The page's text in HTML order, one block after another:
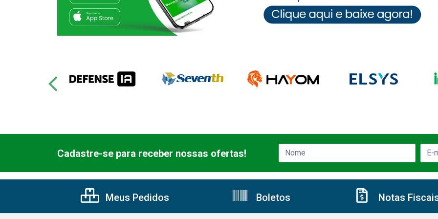
Cadastre-se para receber nossas ofertas!
Meus Pedidos Boletos Notas